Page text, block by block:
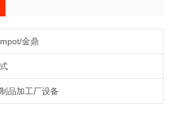
金鼎
品加工厂设备